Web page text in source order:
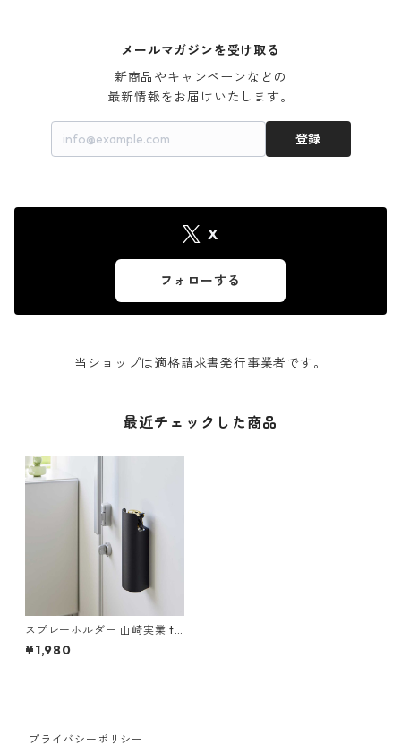
メールマガジンを受け取る
新商品やキャンペーンなどの
最新情報をお届けいたします。
登録
X
フォローする
当ショップは適格請求書発行事業者です。
最近チェックした商品
スプレーホルダー 山崎実業 to
wer タワー マグネット目隠し
スプレーホルダー 8238 ブラッ
¥1,980
プライバシーポリシー